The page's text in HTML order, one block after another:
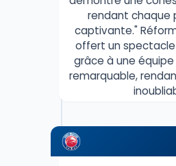
rendant chaque
captivante."
offert un
grâce à une
remarquable,